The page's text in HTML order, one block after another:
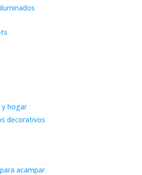
y hogar
decorativos
acampar